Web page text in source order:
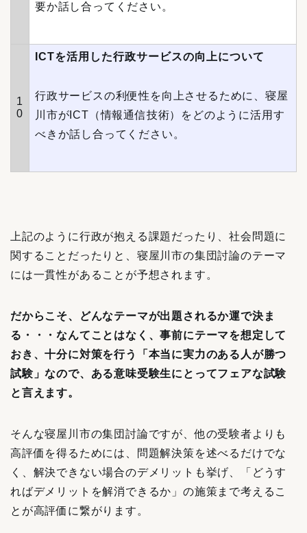
要か話し合ってください。
1
0
ICTを活用した行政サービスの向上について
行政サービスの利便性を向上させるために、寝屋
川市がICT（情報通信技術）をどのように活用す
べきか話し合ってください。
上記のように行政が抱える課題だったり、社会問題に
関することだったりと、寝屋川市の集団討論のテーマ
には一貫性があることが予想されます。
だからこそ、どんなテーマが出題されるか運で決ま
る・・・なんてことはなく、事前にテーマを想定して
おき、十分に対策を行う「本当に実力のある人が勝つ
試験」なので、ある意味受験生にとってフェアな試験
と言えます。
そんな寝屋川市の集団討論ですが、他の受験者よりも
高評価を得るためには、問題解決策を述べるだけでな
く、解決できない場合のデメリットも挙げ、「どうす
ればデメリットを解消できるか」の施策まで考えるこ
とが高評価に繋がります。